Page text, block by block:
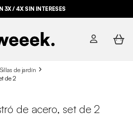
3X / 4X SIN INTERESES
Sillas de jardín
de 2
de acero, set de 2